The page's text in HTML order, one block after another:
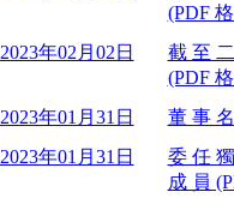
(PDF
2023年02月02日
截 至
(PDF
2023年01月31日
董 事
2023年01月31日
委 任
成 員